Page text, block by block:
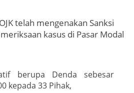
telah mengenakan Sanksi
kasus di Pasar Modal
berupa Denda sebesar
kepada 33 Pihak,